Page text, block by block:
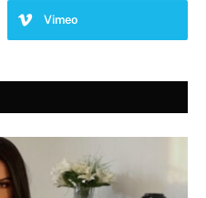
Vimeo